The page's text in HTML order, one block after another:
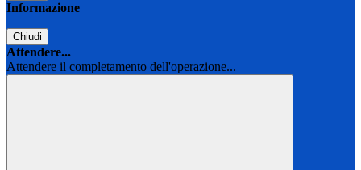
Informazione
Chiudi
Attendere...
Attendere il completamento dell'operazione...